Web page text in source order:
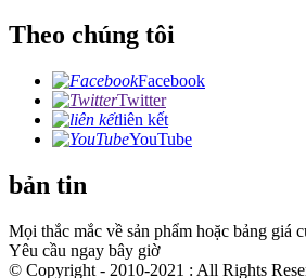
Theo chúng tôi
Facebook
Twitter
liên kết
YouTube
bản tin
Mọi thắc mắc về sản phẩm hoặc bảng giá
Yêu cầu ngay bây giờ
© Copyright - 2010-2021 : All Rights